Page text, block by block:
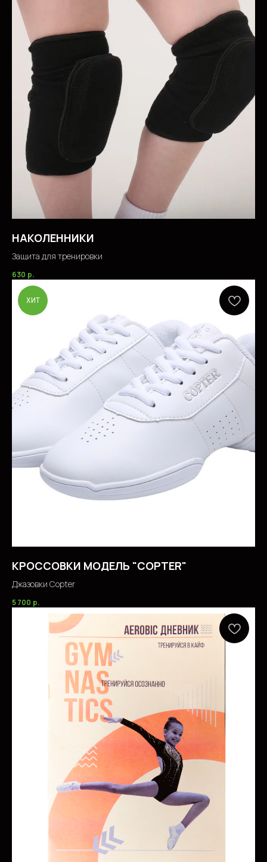
НАКОЛЕННИКИ
Защита для тренировки
630 р.
ХИТ
КРОССОВКИ МОДЕЛЬ "COPTER"
Джазовки Copter
5 700 р.